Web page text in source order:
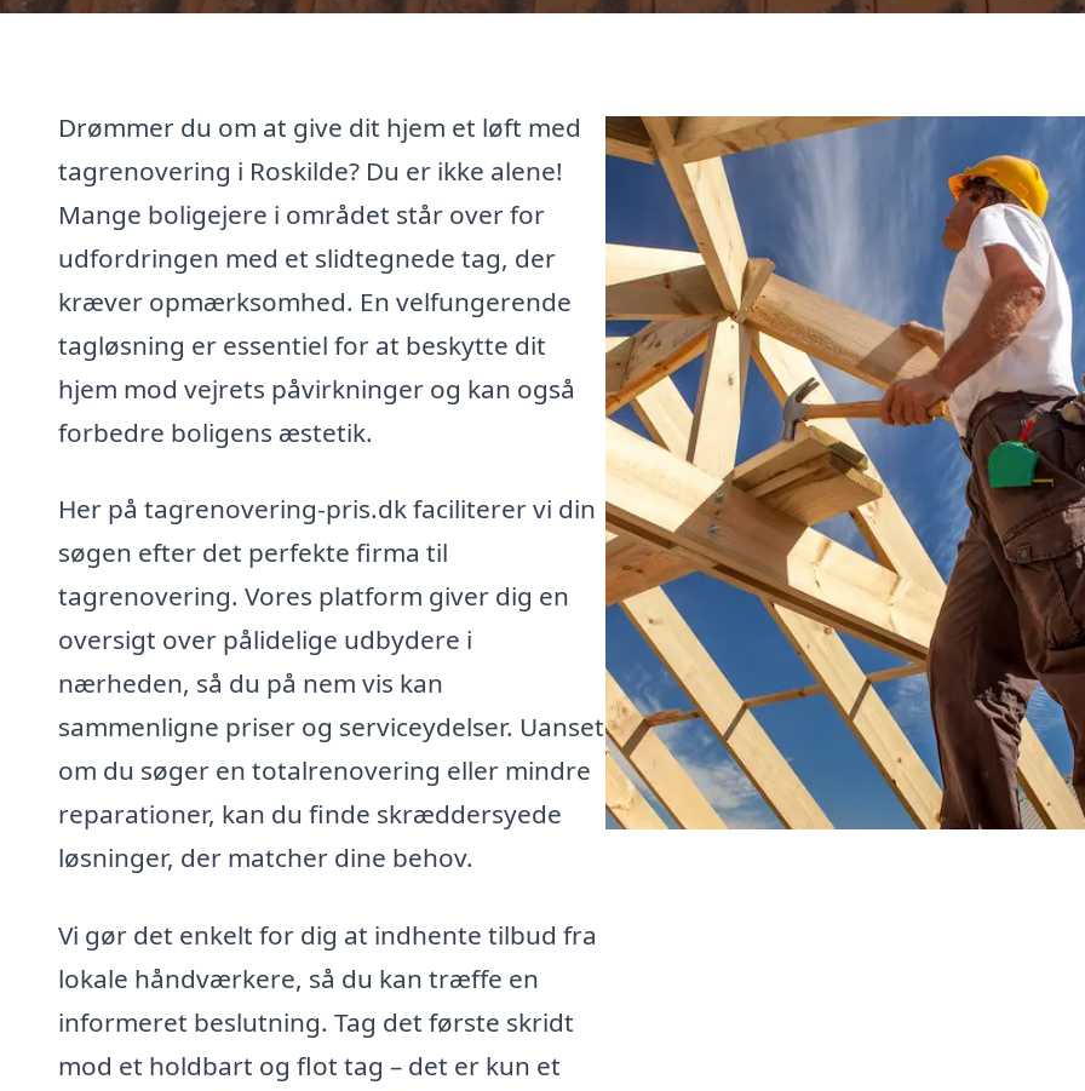
Drømmer du om at give dit hjem et løft med
tagrenovering i Roskilde? Du er ikke alene!
Mange boligejere i området står over for
udfordringen med et slidtegnede tag, der
kræver opmærksomhed. En velfungerende
tagløsning er essentiel for at beskytte dit
hjem mod vejrets påvirkninger og kan også
forbedre boligens æstetik.
Her på tagrenovering-pris.dk faciliterer vi din
søgen efter det perfekte firma til
tagrenovering. Vores platform giver dig en
oversigt over pålidelige udbydere i
nærheden, så du på nem vis kan
sammenligne priser og serviceydelser. Uanset
om du søger en totalrenovering eller mindre
reparationer, kan du finde skræddersyede
løsninger, der matcher dine behov.
Vi gør det enkelt for dig at indhente tilbud fra
lokale håndværkere, så du kan træffe en
informeret beslutning. Tag det første skridt
mod et holdbart og flot tag – det er kun et